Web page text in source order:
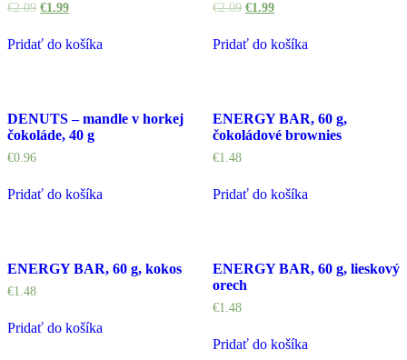
€2.09 €1.99
Pridať do košíka
€2.09 €1.99
Pridať do košíka
DENUTS – mandle v horkej
čokoláde, 40 g
€0.96
Pridať do košíka
ENERGY BAR, 60 g,
čokoládové brownies
€1.48
Pridať do košíka
ENERGY BAR, 60 g, kokos
€1.48
Pridať do košíka
ENERGY BAR, 60 g, lieskový
orech
€1.48
Pridať do košíka